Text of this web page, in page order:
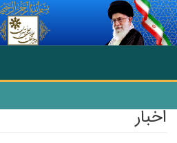
انتقال به محتوای اصلی
اخبار